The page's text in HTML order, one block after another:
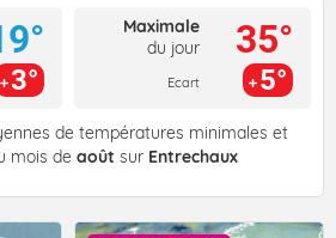
3°
Maximale
du jour
Ecart
35°
5°
de températures minimales et
mois de août sur Entrechaux